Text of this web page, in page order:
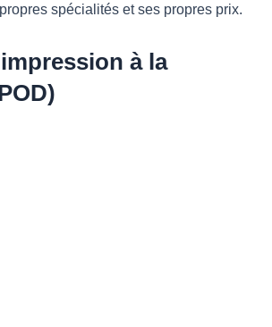
spécialités et ses propres prix.
à la